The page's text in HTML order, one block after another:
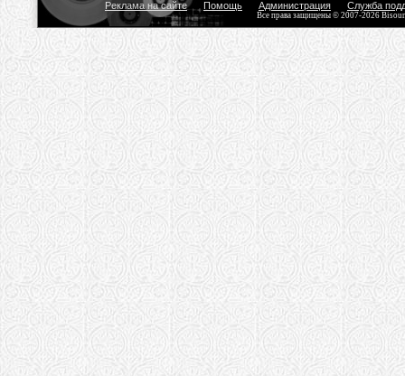
Реклама на сайте Помощь Администрация Служба
Все права защищены © 2007-2026